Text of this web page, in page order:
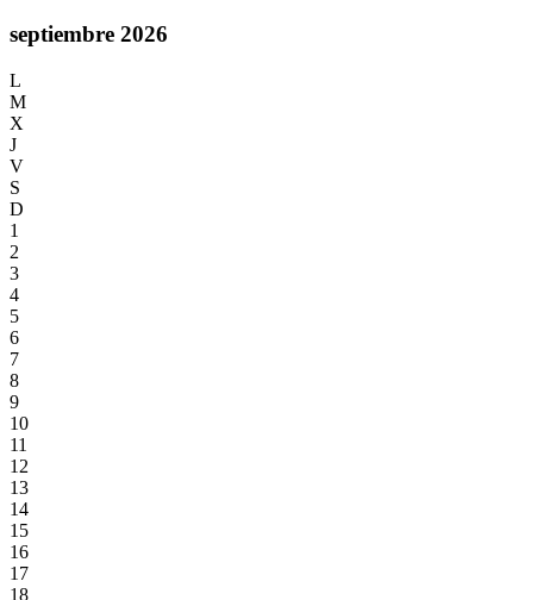
septiembre 2026
L
M
X
J
V
S
D
1
2
3
4
5
6
7
8
9
10
11
12
13
14
15
16
17
18